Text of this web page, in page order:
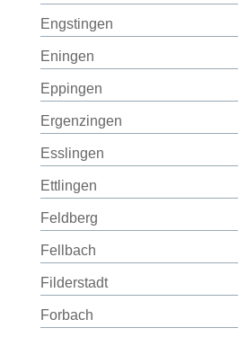
Engstingen
Eningen
Eppingen
Ergenzingen
Esslingen
Ettlingen
Feldberg
Fellbach
Filderstadt
Forbach